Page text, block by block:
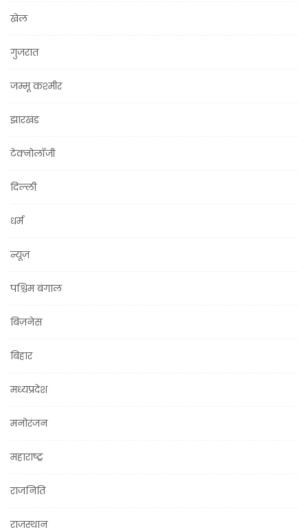
खेल
गुजरात
जम्मू कश्मीर
झारखंड
टेक्नोलॉजी
दिल्ली
धर्म
न्यूज़
पश्चिम बंगाल
बिज़नेस
बिहार
मध्यप्रदेश
मनोरंजन
महाराष्ट्र
राजनिति
राजस्थान